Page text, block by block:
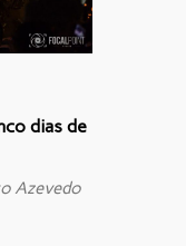
dias de
Azevedo